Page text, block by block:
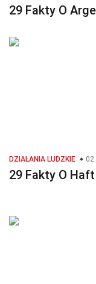
29 Fakty O
DZIAŁANIA LUDZKIE 02
29 Fakty O Haft